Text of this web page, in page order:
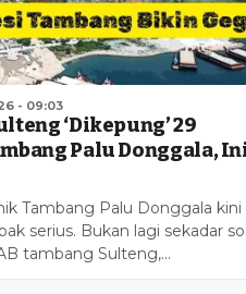
- 09:03
‘Dikepung’ 29
Palu Donggala,
Tambang Palu Donggala kini
serius. Bukan lagi sekadar
tambang Sulteng,…